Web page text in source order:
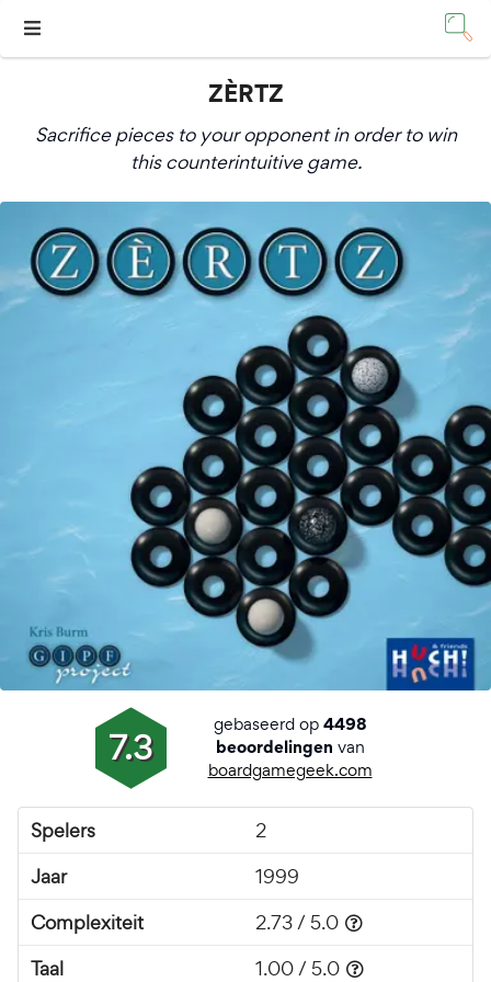
ZÈRTZ
Sacrifice pieces to your opponent in order to win
this counterintuitive game.
7.3
gebaseerd op 4498
beoordelingen van
boardgamegeek.com
Spelers
2
Jaar
1999
Complexiteit
2.73 / 5.0
Taal
1.00 / 5.0